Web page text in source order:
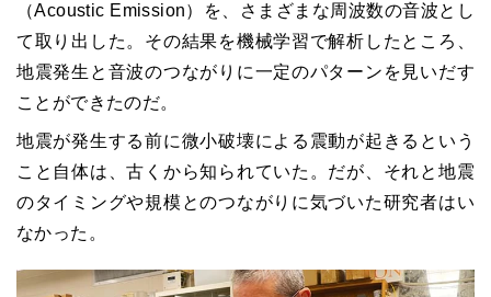
（Acoustic Emission）を、さまざまな周波数の音波とし
て取り出した。その結果を機械学習で解析したところ、
地震発生と音波のつながりに一定のパターンを見いだす
ことができたのだ。
地震が発生する前に微小破壊による震動が起きるという
こと自体は、古くから知られていた。だが、それと地震
のタイミングや規模とのつながりに気づいた研究者はい
なかった。